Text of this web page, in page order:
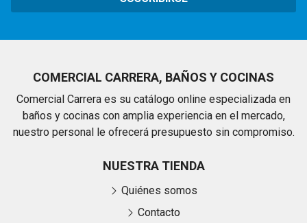
COMERCIAL CARRERA, BAÑOS Y COCINAS
Comercial Carrera es su catálogo online especializada en
baños y cocinas con amplia experiencia en el mercado,
nuestro personal le ofrecerá presupuesto sin compromiso.
NUESTRA TIENDA
Quiénes somos
Contacto